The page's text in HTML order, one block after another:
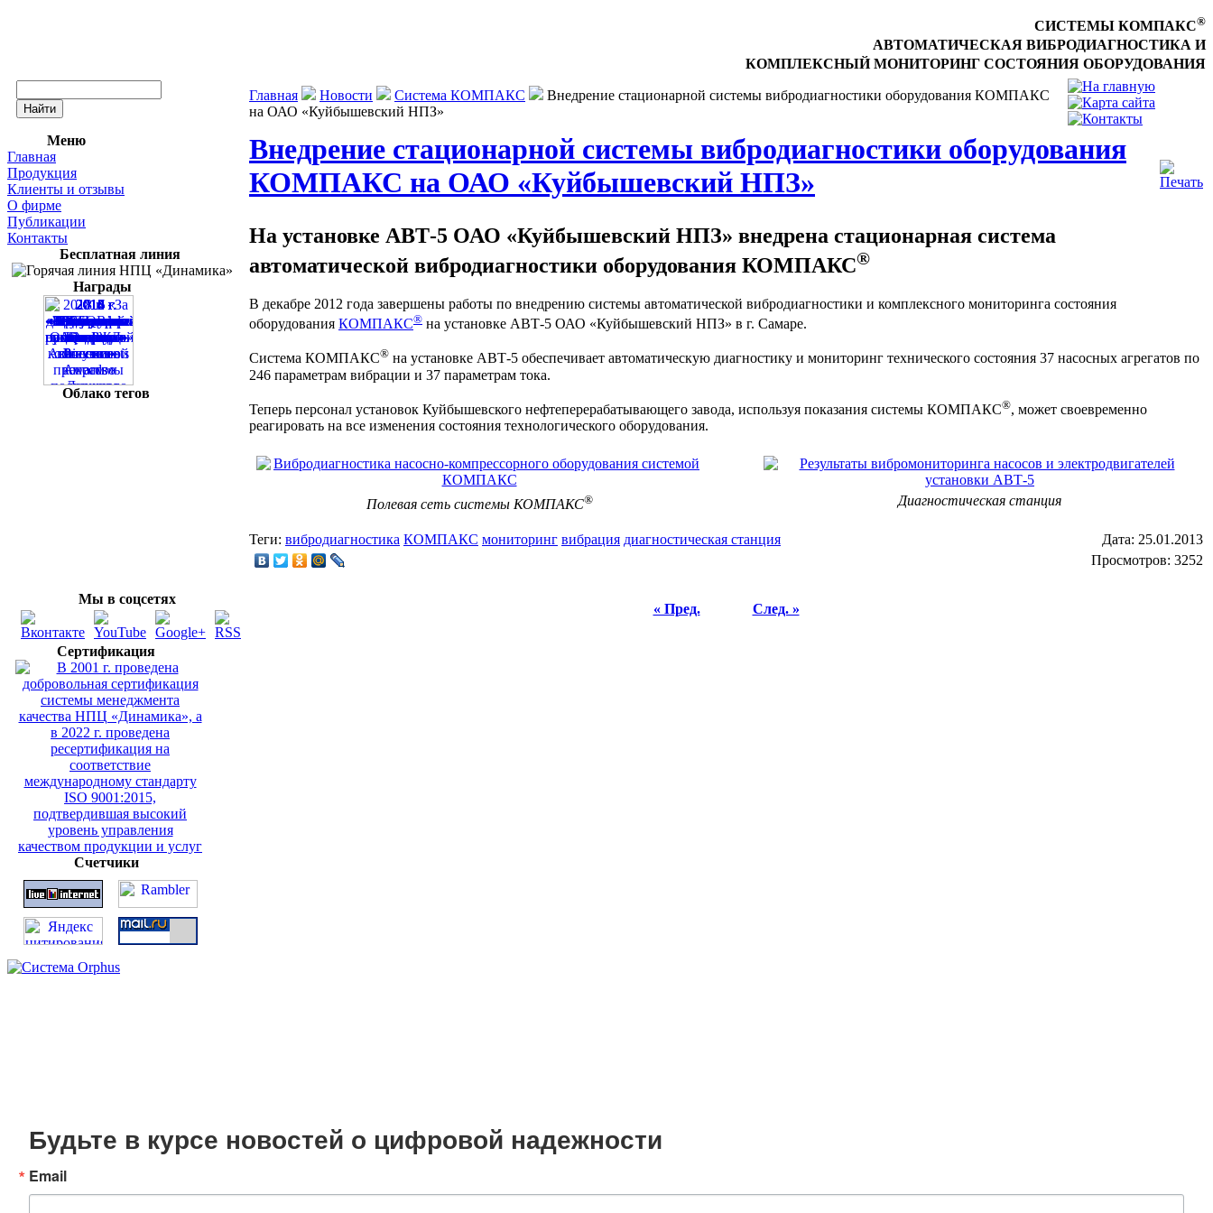
СИСТЕМЫ КОМПАКС®
АВТОМАТИЧЕСКАЯ ВИБРОДИАГНОСТИКА И
КОМПЛЕКСНЫЙ МОНИТОРИНГ СОСТОЯНИЯ ОБОРУДОВАНИЯ
Меню
Главная
Продукция
Клиенты и отзывы
О фирме
Публикации
Контакты
Бесплатная линия
Награды
Облако тегов
Мы в соцсетях
Сертификация
Счетчики
Главная Новости Система КОМПАКС
Внедрение стационарной системы вибродиагностики оборудования КОМПАКС
на ОАО «Куйбышевский НПЗ»
Внедрение стационарной системы вибродиагностики оборудования
КОМПАКС на ОАО «Куйбышевский НПЗ»
На установке АВТ-5 ОАО «Куйбышевский НПЗ» внедрена стационарная система
автоматической вибродиагностики оборудования КОМПАКС®
В декабре 2012 года завершены работы по внедрению системы автоматической вибродиагностики и комплексного мониторинга состояния
оборудования КОМПАКС® на установке АВТ-5 ОАО «Куйбышевский НПЗ» в г. Самаре.
Система КОМПАКС® на установке АВТ-5 обеспечивает автоматическую диагностику и мониторинг технического состояния 37 насосных агрегатов по
246 параметрам вибрации и 37 параметрам тока.
Теперь персонал установок Куйбышевского нефтеперерабатывающего завода, используя показания системы КОМПАКС®, может своевременно
реагировать на все изменения состояния технологического оборудования.
Полевая сеть системы КОМПАКС® Диагностическая станция
Теги: вибродиагностика КОМПАКС мониторинг вибрация диагностическая станция Дата: 25.01.2013
Просмотров: 3252
« Пред. След. »
Будьте в курсе новостей о цифровой надежности
Email